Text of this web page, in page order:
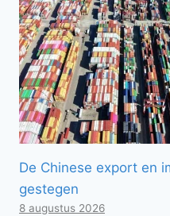
De Chinese export en
gestegen
8 augustus 2026